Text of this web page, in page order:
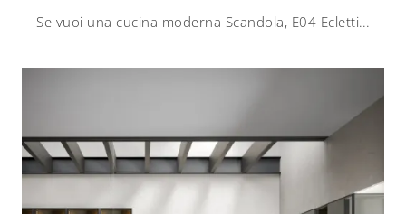
Se vuoi una cucina moderna Scandola, E04 Eclettica Polis 06 in laccato opaco ti aspetta nel nostro negozio di Cucine Moderne con penisola.